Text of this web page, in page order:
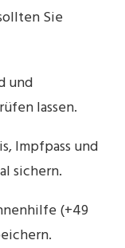
Sie
und
lassen.
Impfpass und
sichern.
(+49